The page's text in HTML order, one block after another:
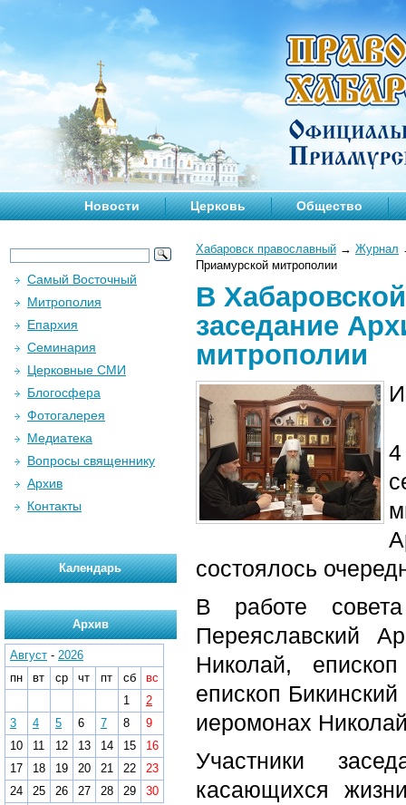
Новости Церковь Общество
Хабаровск православный → Журнал
Приамурской митрополии
В
заседание
митрополии
состоялось
В работе
Переяславский
Николай,
епископ
иеромонах
Участники
касающихся
Самый Восточный
Митрополия
Епархия
Семинария
Церковные СМИ
Блогосфера
Фотогалерея
Медиатека
Вопросы священнику
Архив
Контакты
Календарь
Архив
Август - 2026
пн
вт ср чт пт сб
вс
1
2
3
4 5 6 7 8
9
10
11 12 13 14 15
16
17
18 19 20 21 22
23
24
25 26 27 28 29
30